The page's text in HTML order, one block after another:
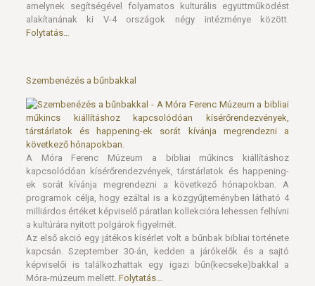
amelynek segítségével folyamatos kulturális együttműködést
alakítanának ki V-4 országok négy intézménye között.
Folytatás…
Szembenézés a bűnbakkal
A Móra Ferenc Múzeum a bibliai műkincs kiállításhoz
kapcsolódóan kísérőrendezvények, társtárlatok és happening-
ek sorát kívánja megrendezni a következő hónapokban. A
programok célja, hogy ezáltal is a közgyűjteményben látható 4
milliárdos értéket képviselő páratlan kollekcióra lehessen felhívni
a kultúrára nyitott polgárok figyelmét.
Az első akció egy játékos kísérlet volt a bűnbak bibliai története
kapcsán. Szeptember 30-án, kedden a járókelők és a sajtó
képviselői is találkozhattak egy igazi bűn(kecseke)bakkal a
Móra-múzeum mellett. Folytatás…